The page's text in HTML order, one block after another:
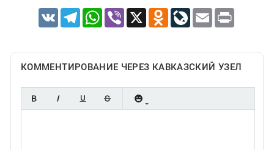
VK TelegramWhatsApp
Viber X Odnoklassniki
LiveJournal
Email Print
КОММЕНТИРОВАНИЕ ЧЕРЕЗ КАВКАЗСКИЙ УЗЕЛ